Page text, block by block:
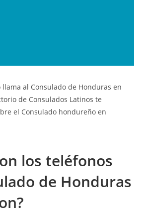
al Consulado de Honduras en
de Consulados Latinos te
el Consulado hondureño en
los teléfonos
de Honduras